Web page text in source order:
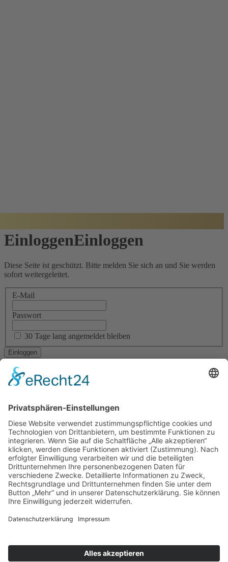
EinloggenEinloggen
Diese Seite ist geschützt. Bitte melden Sie sich an und Sie werden
sofort weitergeleitet.
E-Mail
Passwort
30 Tage lang angemeldet bleiben
Ich habe mein Passwort vergessen
Navigation
RESIDENTIAL ARCHITECTURE
CORPORATE ARCHITECTURE
PUBLIC + SOCIAL ARCHITECTURE
TICKETVERKAUF
STÄDTEBAU
INTERIOR DESIGN
BAUEN IM BESTAND
LANDSCAPE ARCHITECTURE
ÖKOLOGISCHES BAUEN
BAUEN DER ZUKUNFT!
YOUNG TALENT AWARD
Am Altenheimer Yachthafen 1, 77743 Neuried